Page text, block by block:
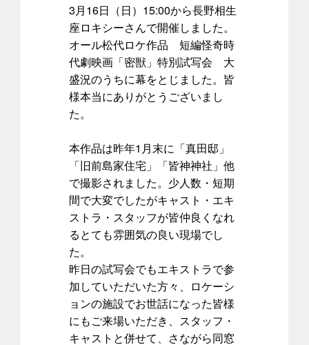
3月16日（日）15:00から長野相生
座ロキシーさんで開催しました。
オール松代ロケ作品 短編怪奇時
代劇映画「密獣」特別試写会 大
盛況のうちに幕をとじました。皆
様本当にありがとうございまし
た。
本作品は昨年1月末に「真田邸」
「旧前島家住宅」「皆神神社」他
で撮影されました。少人数・短期
間で大変でしたがキャスト・エキ
ストラ・スタッフが皆仲良くなれ
るとても雰囲気の良い現場でし
た。
昨日の試写会でもエキストラで参
加していただいた方々、ロケーシ
ョンの施設でお世話になった皆様
にもご来場いただき、スタッフ・
キャストと併せて、さながら同窓